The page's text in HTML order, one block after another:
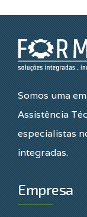
Somos uma
Assistência
especialistas
integradas.
Empresa